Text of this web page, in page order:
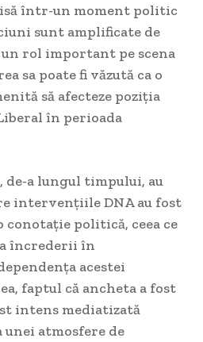
într-un moment politic
sunt amplificate de
un rol important pe scena
sa poate fi văzută ca o
să afecteze poziția
în perioada
de-a lungul timpului, au
intervențiile DNA au fost
conotație politică, ceea ce
încrederii în
acestei
faptul că ancheta a fost
intens mediatizată
atmosfere de